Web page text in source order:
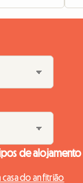
de alojamento
do anfitrião